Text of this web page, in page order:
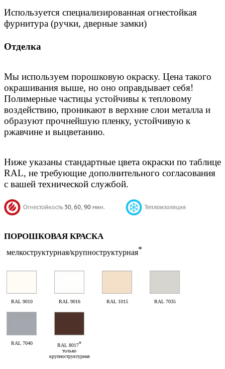
Используется специализированная огнестойкая
фурнитура (ручки, дверные замки)
Отделка
Мы используем порошковую окраску. Цена такого
окрашивания выше, но оно оправдывает себя!
Полимерные частицы устойчивы к тепловому
воздействию, проникают в верхние слои металла и
образуют прочнейшую пленку, устойчивую к
ржавчине и выцветанию.
Ниже указаны стандартные цвета окраски по таблице
RAL, не требующие дополнительного согласования
с вашей технической службой.
ПОРОШКОВАЯ КРАСКА
мелкоструктурная/крупноструктурная*
RAL 9010 RAL 9016 RAL 1015 RAL 7035
RAL 7040 RAL 8017*
только
крупноструктурная